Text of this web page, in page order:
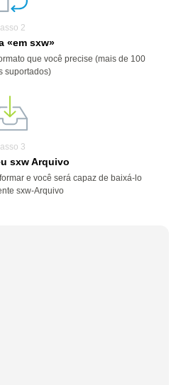
2
«em sxw»
que você precise (mais de 100
suportados)
3
sxw Arquivo
e você será capaz de baixá-lo
sxw-Arquivo